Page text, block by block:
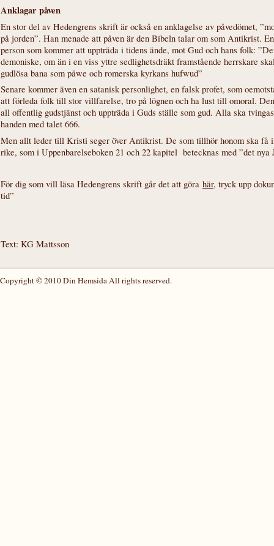
Anklagar påven
En stor del av Hedengrens skrift är också en anklagelse av påvedömet,
på jorden”. Han menade att påven är den Bibeln talar om som Antikrist.
person som kommer att uppträda i tidens ände, mot Gud och hans folk:
demoniske, om än i en viss yttre sedlighetsdräkt framstående herrskare
gudlösa bana som påwe och romerska kyrkans hufwud”
Senare kommer även en satanisk personlighet, en falsk profet, som
att förleda folk till stor villfarelse, tro på lögnen och ha lust till omoral.
all offentlig gudstjänst och uppträda i Guds ställe som gud. Alla ska
handen med talet 666.
Men allt leder till Kristi seger över Antikrist. De som tillhör honom ska få
rike, som i Uppenbarelseboken 21 och 22 kapitel betecknas med ”det nya
För dig som vill läsa Hedengrens skrift går det att göra här, tryck upp
tid”
Text: KG Mattsson
Copyright © 2010 Din Hemsida All rights reserved.